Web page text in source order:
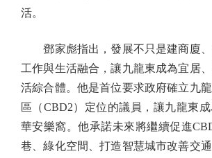
活。
鄧家彪指出，發展不只是建商廈、
工作與生活融合，讓九龍東成為宜居
活綜合體。他是首位要求政府確立九
區（CBD2）定位的議員，讓九龍東
華安樂窩。他承諾未來將繼續促進
巷、綠化空間、打造智慧城市改善交